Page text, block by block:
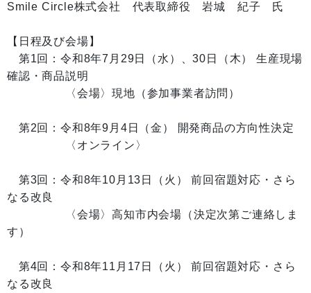
Smile Circle株式会社 代表取締役 岩城 紀子 氏
【日程及び会場】
第1回：令和8年7月29日（水）、30日（木） 生産現場
確認・商品説明
〈会場〉現地（参加事業者訪問）
第2回：令和8年9月4日（金） 開発商品の方向性決定
〈オンライン〉
第3回：令和8年10月13日（火） 前回宿題対応・さら
なる改良
〈会場〉高知市内会場（決定次第ご連絡しま
す）
第4回：令和8年11月17日（火） 前回宿題対応・さら
なる改良